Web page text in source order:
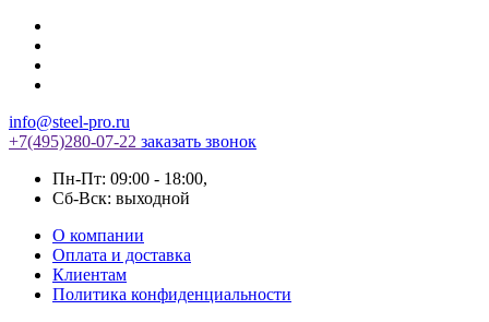
info@steel-pro.ru
+7(495)280-07-22 заказать звонок
Пн-Пт: 09:00 - 18:00,
Cб-Вск: выходной
О компании
Оплата и доставка
Клиентам
Политика конфиденциальности